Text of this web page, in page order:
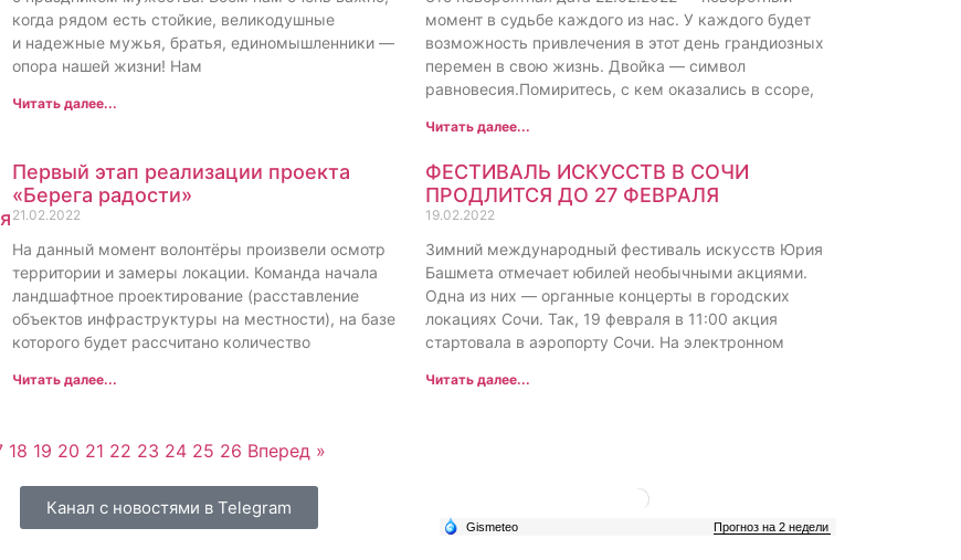
когда рядом есть стойкие, великодушные
и надежные мужья, братья, единомышленники —
опора нашей жизни! Нам
Читать далее...
момент в судьбе каждого из нас. У каждого будет
возможность привлечения в этот день грандиозных
перемен в свою жизнь. Двойка — символ
равновесия.Помиритесь, с кем оказались в ссоре,
Читать далее...
Первый этап реализации проекта
«Берега радости»
21.02.2022
На данный момент волонтёры произвели осмотр
территории и замеры локации. Команда начала
ландшафтное проектирование (расставление
объектов инфраструктуры на местности), на базе
которого будет рассчитано количество
Читать далее...
ФЕСТИВАЛЬ ИСКУССТВ В СОЧИ
ПРОДЛИТСЯ ДО 27 ФЕВРАЛЯ
19.02.2022
Зимний международный фестиваль искусств Юрия
Башмета отмечает юбилей необычными акциями.
Одна из них — органные концерты в городских
локациях Сочи. Так, 19 февраля в 11:00 акция
стартовала в аэропорту Сочи. На электронном
Читать далее...
18 19 20 21 22 23 24 25 26 Вперед »
Канал с новостями в Telegram